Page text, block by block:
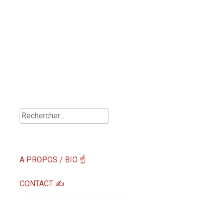
Rechercher :
A PROPOS / BIO ☝
CONTACT ✍️